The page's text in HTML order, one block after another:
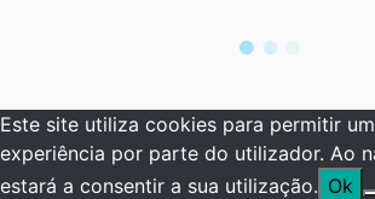
Este site utiliza cookies para permitir
experiência por parte do utilizador. Ao
estará a consentir a sua utilização. Ok